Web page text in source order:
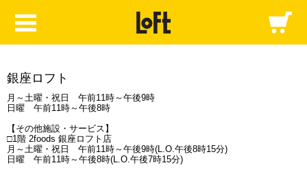
銀座ロフト
月～土曜・祝日 午前11時～午後9時
日曜 午前11時～午後8時
【その他施設・サービス】
□1階 2foods 銀座ロフト店
月～土曜・祝日 午前11時～午後9時(L.O.午後8時15分)
日曜 午前11時～午後8時(L.O.午後7時15分)